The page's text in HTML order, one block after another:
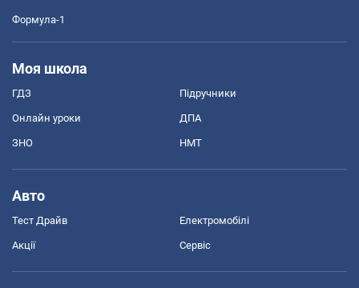
Формула-1
Моя школа
ГДЗ Підручники
Онлайн уроки ДПА
ЗНО НМТ
Авто
Тест Драйв Електромобілі
Акції Сервіс